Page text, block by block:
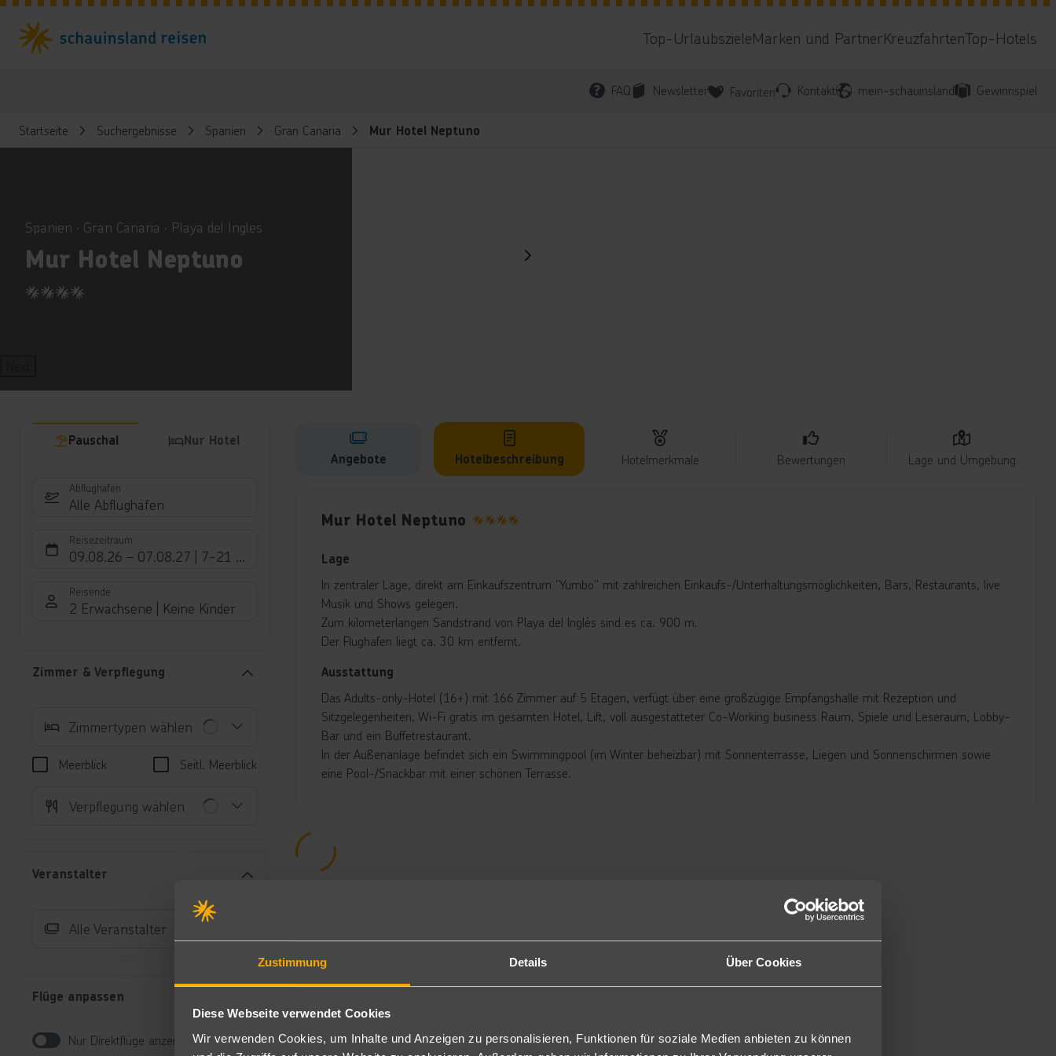
Zustimmung Details Über Cookies
Diese Webseite verwendet Cookies
Wir verwenden Cookies, um Inhalte und Anzeigen zu personalisieren, Funktionen für soziale Medien anbieten zu können
Top-UrlaubszieleMarken und PartnerKreuzfahrtenTop-Hotels
FAQ Newsletter Favoriten Kontakt mein-schauinsland Gewinnspiel
Startseite Suchergebnisse Spanien Gran Canaria Mur Hotel Neptuno
Spanien ∙ Gran Canaria ∙ Playa del Ingles
Mur Hotel Neptuno
4
Pauschal Nur Hotel
Abflughafen
Alle Abflughäfen
Reisezeitraum
09.08.26 – 07.08.27 7-21 Nächte
Reisende
2 Erwachsene Keine Kinder
Zimmer & Verpflegung
Zimmertypen wählen
Meerblick Seitl. Meerblick
Verpflegung wählen
Veranstalter
Alle Veranstalter
Flüge anpassen
Nur Direktflüge anzeigen
Angebote Hotelbeschreibung Hotelmerkmale Bewertungen Lage und Umgebung
Mur Hotel Neptuno
Lage
In zentraler Lage, direkt am Einkaufszentrum "Yumbo" mit zahlreichen Einkaufs-/Unterhaltungsmöglichkeiten, Bars, Restaurants, live
Musik und Shows gelegen.
Zum kilometerlangen Sandstrand von Playa del Inglés sind es ca. 900 m.
Der Flughafen liegt ca. 30 km entfernt.
Ausstattung
Das Adults-only-Hotel (16+) mit 166 Zimmer auf 5 Etagen, verfügt über eine großzügige Empfangshalle mit Rezeption und
Sitzgelegenheiten, Wi-Fi gratis im gesamten Hotel, Lift, voll ausgestatteter Co-Working business Raum, Spiele und Leseraum, Lobby-
Bar und ein Buffetrestaurant.
In der Außenanlage befindet sich ein Swimmingpool (im Winter beheizbar) mit Sonnenterrasse, Liegen und Sonnenschirmen sowie
eine Pool-/Snackbar mit einer schönen Terrasse.
Doppelzimmer Poolblick: Gleich ausgestattet wie die Doppelzimmer, jedoch mit Poolblick (PD).
Bademantel und Hausschuhen (PCD).
Auch zur Alleinbenutzung buchbar (PCE).
Frühstück oder Halbpension
Frühstück und Abendessen in Buffetform.